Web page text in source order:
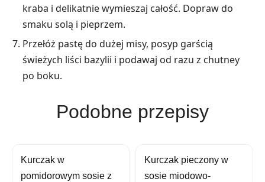
kraba i delikatnie wymieszaj całość. Dopraw do
smaku solą i pieprzem.
Przełóż pastę do dużej misy, posyp garścią
świeżych liści bazylii i podawaj od razu z chutney
po boku.
Podobne przepisy
Kurczak w
pomidorowym sosie z
Kurczak pieczony w
sosie miodowo-